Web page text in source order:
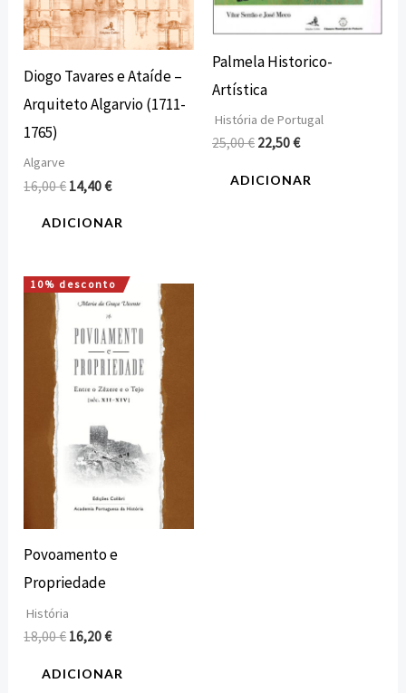
Diogo Tavares e Ataíde –
Arquiteto Algarvio (1711-
1765)
Algarve
16,00€ 14,40€
ADICIONAR
Palmela Historico-
Artística
História de Portugal
25,00€ 22,50€
ADICIONAR
10% desconto
Povoamento e
Propriedade
História
18,00€
O
preço
original
era:
18,00 €.
16,20€
O
preço
atual
é:
16,20 €.
ADICIONAR